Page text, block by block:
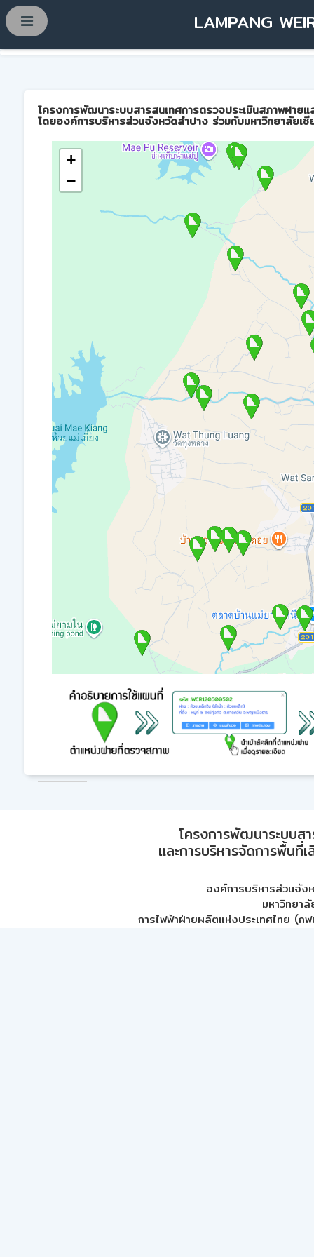
LAMPANG
โครงการพัฒนาระบบสารสนเทศการตรวจประเมินสภาพฝาย
โดยองค์การบริหารส่วนจังหวัดลำปาง ร่วมกับมหาวิทยาลัยเชี
+
−
โครงการพัฒนาระบบส
และการบริหารจัดการพื้นที่
องค์การบริหารส่วนจัง
มหาวิทยา
การไฟฟ้าฝ่ายผลิตแห่งประเทศไทย (กฟ